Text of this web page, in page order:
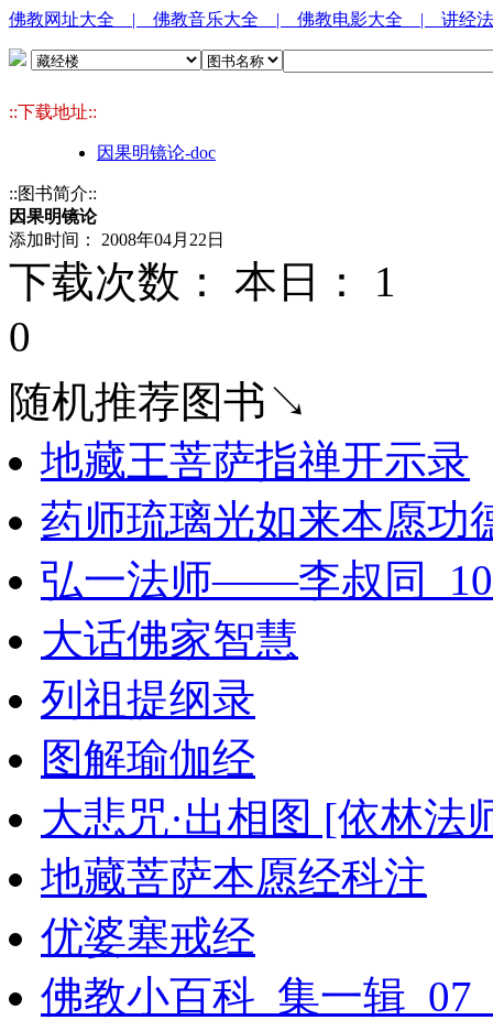
佛教网址大全 | 佛教音乐大全 | 佛教电影大全 | 讲经
::下载地址::
因果明镜论-doc
::图书简介::
因果明镜论
添加时间： 2008年04月22日
下载次数： 本日： 1
0
随机推荐图书↘
地藏王菩萨指禅开示录
药师琉璃光如来本愿功
弘一法师——李叔同
大话佛家智慧
列祖提纲录
图解瑜伽经
大悲咒·出相图 [依林法
地藏菩萨本愿经科注
优婆塞戒经
佛教小百科_集一辑